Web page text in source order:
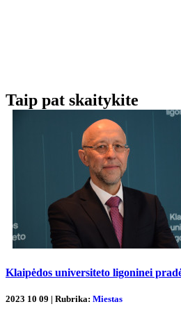
Taip pat skaitykite
Klaipėdos universiteto ligoninei
2023 10 09 | Rubrika: Miestas